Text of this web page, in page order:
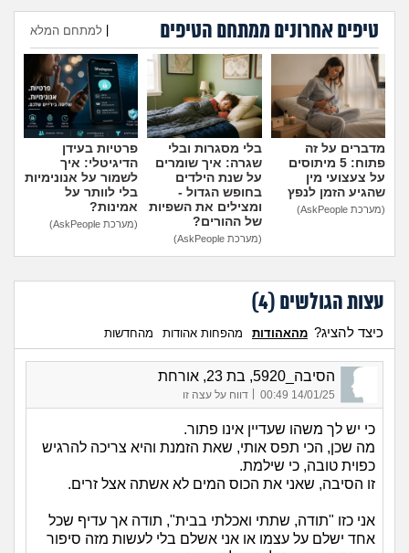
טיפים אחרונים ממתחם הטיפים למתחם המלא
הוספת טיפ
מדברים על זה
פתוח: 5 מיתוסים
על צעצועי מין
שהגיע הזמן לנפץ
(מערכת AskPeople)
בלי מסגרות ובלי
שגרה: איך שומרים
על שנת הילדים
בחופש הגדול -
ומצילים את השפיות
של ההורים?
(מערכת AskPeople)
פרטיות בעידן
הדיגיטלי: איך
לשמור על אנונימיות
בלי לוותר על
אמינות?
(מערכת AskPeople)
עצות הגולשים (4
)
כיצד להציג? מהאהודות מהפחות אהודות מהחדשות
הסיבה_5920, בת 23, אורחת
14/01/25 00:49 דווח על עצה זו
כי יש לך משהו שעדיין אינו פתור.
מה שכן, הכי תפס אותי, שאת הזמנת והיא צריכה להרגיש
כפוית טובה, כי שילמת.
זו הסיבה, שאני את הכוס המים לא אשתה אצל זרים.
אני כזו "תודה, שתתי ואכלתי בבית", תודה אך עדיף שכל
אחד ישלם על עצמו או אני אשלם בלי לעשות מזה סיפור